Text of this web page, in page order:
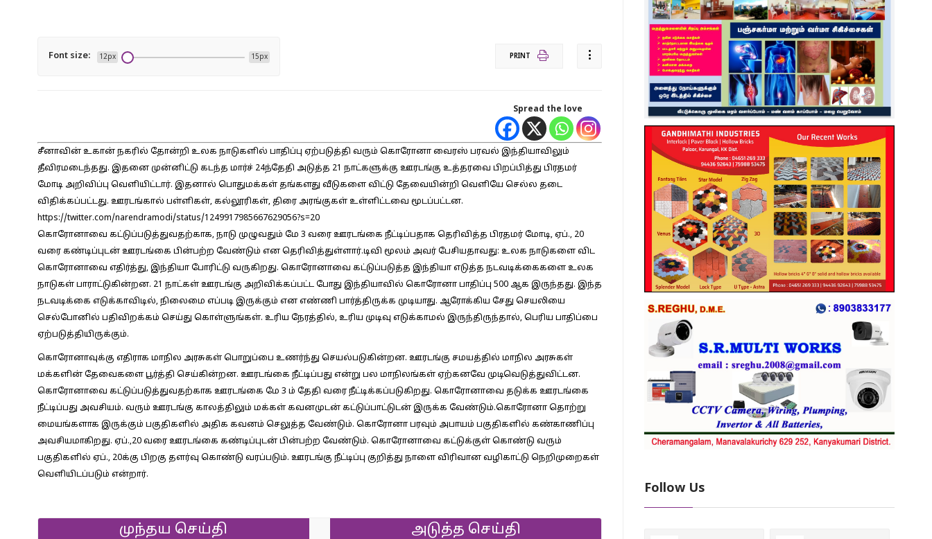
Font size: 12px 15px PRINT
Spread the love
சீனாவின் உகான் நகரில் தோன்றி உலக நாடுகளில் பாதிப்பு ஏற்படுத்தி வரும் கொரோனா வைரஸ் பரவல் இந்தியாவிலும்
தீவிரமடைந்தது. இதனை முன்னிட்டு கடந்த மார்ச் 24ந்தேதி அடுத்த 21 நாட்களுக்கு ஊரடங்கு உத்தரவை பிறப்பித்து பிரதமர்
மோடி அறிவிப்பு வெளியிட்டார். இதனால் பொதுமக்கள் தங்களது வீடுகளை விட்டு தேவையின்றி வெளியே செல்ல தடை
விதிக்கப்பட்டது. ஊரடங்கால் பள்ளிகள், கல்லூரிகள், திரை அரங்குகள் உள்ளிட்டவை மூடப்பட்டன.
https://twitter.com/narendramodi/status/1249917985667629056?s=20
கொரோனாவை கட்டுப்படுத்துவதற்காக, நாடு முழுவதும் மே 3 வரை ஊரடங்கை நீட்டிப்பதாக தெரிவித்த பிரதமர் மோடி, ஏப்., 20
வரை கண்டிப்புடன் ஊரடங்கை பின்பற்ற வேண்டும் என தெரிவித்துள்ளார்.டிவி மூலம் அவர் பேசியதாவது: உலக நாடுகளை விட
கொரோனாவை எதிர்த்து, இந்தியா போரிட்டு வருகிறது. கொரோனாவை கட்டுப்படுத்த இந்தியா எடுத்த நடவடிக்கைகளை உலக
நாடுகள் பாராட்டுகின்றன. 21 நாட்கள் ஊரடங்கு அறிவிக்கப்பட்ட போது இந்தியாவில் கொரோனா பாதிப்பு 500 ஆக இருந்தது. இந்த
நடவடிக்கை எடுக்காவிடில், நிலைமை எப்படி இருக்கும் என எண்ணி பார்த்திருக்க முடியாது. ஆரோக்கிய சேது செயலியை
செல்போனில் பதிவிறக்கம் செய்து கொள்ளுங்கள். உரிய நேரத்தில், உரிய முடிவு எடுக்காமல் இருந்திருந்தால், பெரிய பாதிப்பை
ஏற்படுத்தியிருக்கும்.
கொரோனாவுக்கு எதிராக மாநில அரசுகள் பொறுப்பை உணர்ந்து செயல்படுகின்றன. ஊரடங்கு சமயத்தில் மாநில அரசுகள்
மக்களின் தேவைகளை பூர்த்தி செய்கின்றன. ஊரடங்கை நீட்டிப்பது என்று பல மாநிலங்கள் ஏற்கனவே முடிவெடுத்துவிட்டன.
கொரோனாவை கட்டுப்படுத்துவதற்காக ஊரடங்கை மே 3 ம் தேதி வரை நீட்டிக்கப்படுகிறது. கொரோனாவை தடுக்க ஊரடங்கை
நீட்டிப்பது அவசியம். வரும் ஊரடங்கு காலத்திலும் மக்கள் கவனமுடன் கட்டுப்பாட்டுடன் இருக்க வேண்டும்.கொரோனா தொற்று
மையங்களாக இருக்கும் பகுதிகளில் அதிக கவனம் செலுத்த வேண்டும். கொரோனா பரவும் அபாயம் பகுதிகளில் கண்காணிப்பு
அவசியமாகிறது. ஏப்.,20 வரை ஊரடங்கை கண்டிப்புடன் பின்பற்ற வேண்டும். கொரோனாவை கட்டுக்குள் கொண்டு வரும்
பகுதிகளில் ஏப்., 20க்கு பிறகு தளர்வு கொண்டு வரப்படும். ஊரடங்கு நீட்டிப்பு குறித்து நாளை விரிவான வழிகாட்டு நெறிமுறைகள்
வெளியிடப்படும் என்றார்.
முந்தய செய்தி அடுத்த செய்தி
Follow Us